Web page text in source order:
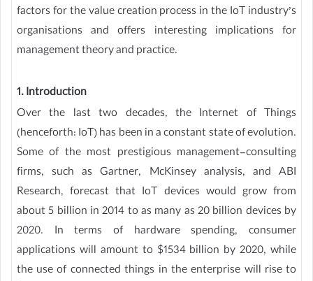
factors for the value creation process in the IoT industry’s
organisations and offers interesting implications for
management theory and practice.
1. Introduction
Over the last two decades, the Internet of Things
(henceforth: IoT) has been in a constant state of evolution.
Some of the most prestigious management-consulting
firms, such as Gartner, McKinsey analysis, and ABI
Research, forecast that IoT devices would grow from
about 5 billion in 2014 to as many as 20 billion devices by
2020. In terms of hardware spending, consumer
applications will amount to $1534 billion by 2020, while
the use of connected things in the enterprise will rise to